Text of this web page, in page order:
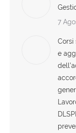
7
Corsi
e